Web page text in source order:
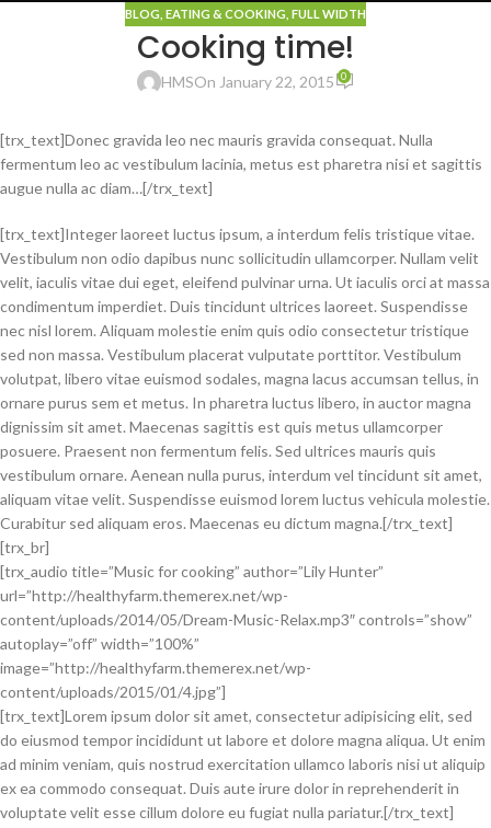
BLOG EATING & COOKING FULL WIDTH
Cooking time!
HMSOn January 22, 2015 0
[trx_text]Donec gravida leo nec mauris gravida consequat. Nulla
fermentum leo ac vestibulum lacinia, metus est pharetra nisi et sagittis
augue nulla ac diam…[/trx_text]
[trx_text]Integer laoreet luctus ipsum, a interdum felis tristique vitae.
Vestibulum non odio dapibus nunc sollicitudin ullamcorper. Nullam velit
velit, iaculis vitae dui eget, eleifend pulvinar urna. Ut iaculis orci at massa
condimentum imperdiet. Duis tincidunt ultrices laoreet. Suspendisse
nec nisl lorem. Aliquam molestie enim quis odio consectetur tristique
sed non massa. Vestibulum placerat vulputate porttitor. Vestibulum
volutpat, libero vitae euismod sodales, magna lacus accumsan tellus, in
ornare purus sem et metus. In pharetra luctus libero, in auctor magna
dignissim sit amet. Maecenas sagittis est quis metus ullamcorper
posuere. Praesent non fermentum felis. Sed ultrices mauris quis
vestibulum ornare. Aenean nulla purus, interdum vel tincidunt sit amet,
aliquam vitae velit. Suspendisse euismod lorem luctus vehicula molestie.
Curabitur sed aliquam eros. Maecenas eu dictum magna.[/trx_text]
[trx_br]
[trx_audio title=”Music for cooking” author=”Lily Hunter”
url=”http://healthyfarm.themerex.net/wp-
content/uploads/2014/05/Dream-Music-Relax.mp3″ controls=”show”
autoplay=”off” width=”100%”
image=”http://healthyfarm.themerex.net/wp-
content/uploads/2015/01/4.jpg”]
[trx_text]Lorem ipsum dolor sit amet, consectetur adipisicing elit, sed
do eiusmod tempor incididunt ut labore et dolore magna aliqua. Ut enim
ad minim veniam, quis nostrud exercitation ullamco laboris nisi ut aliquip
ex ea commodo consequat. Duis aute irure dolor in reprehenderit in
voluptate velit esse cillum dolore eu fugiat nulla pariatur.[/trx_text]